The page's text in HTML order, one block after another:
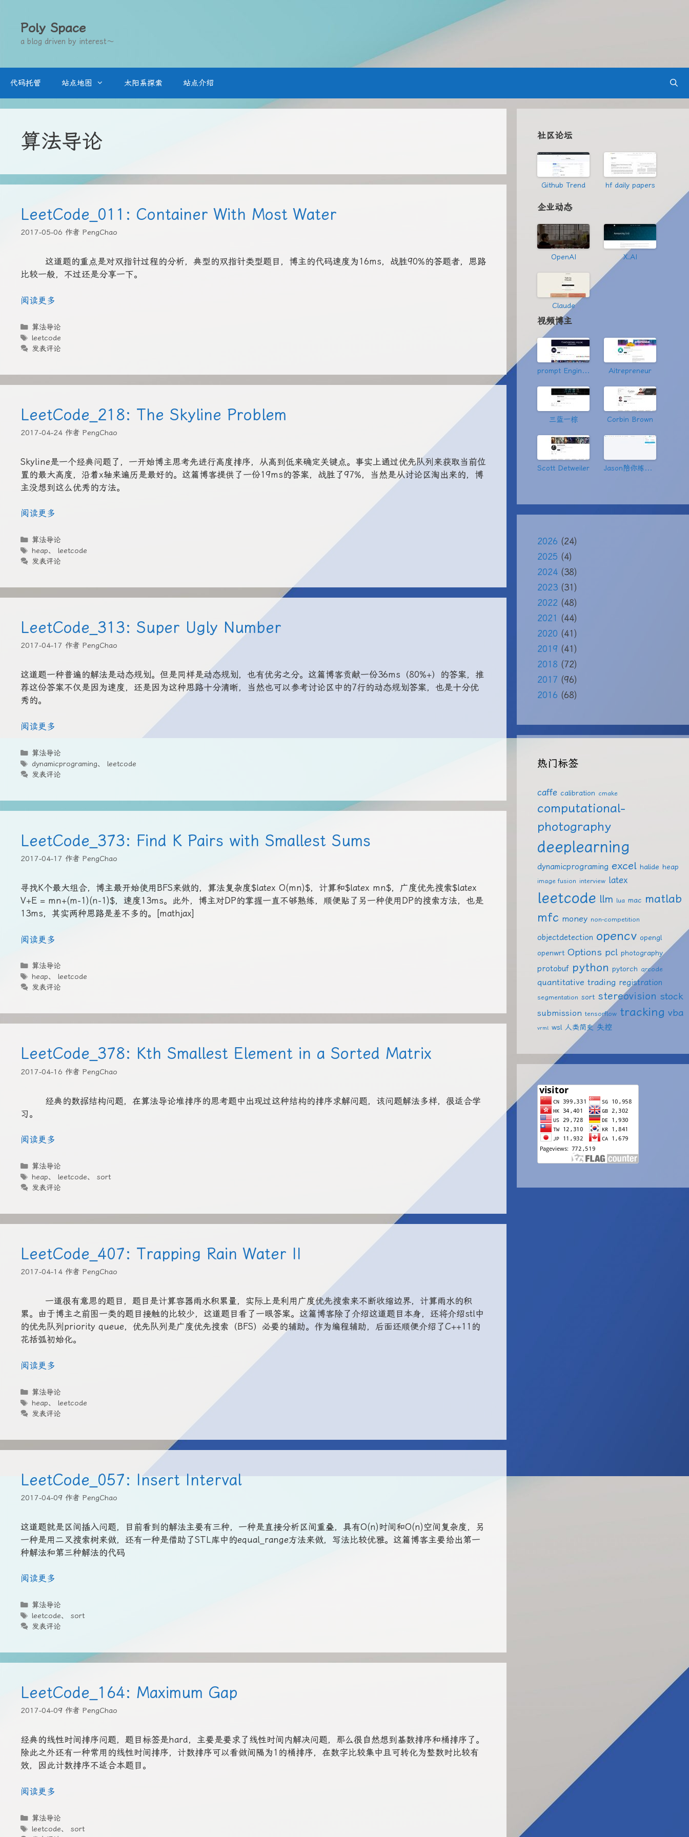
Poly Space
a blog driven by interest～
代码托管 站点地图 太阳系探索 站点介绍
算法导论
LeetCode_011: Container With Most Water
2017-05-06 作者 PengChao
这道题的重点是对双指针过程的分析，典型的双指针类型题目，博主的代码速度为16ms，战胜90%的答题者，思路
比较一般，不过还是分享一下。
阅读更多
分
类
算法导论
标
签
leetcode
发表评论
LeetCode_218: The Skyline Problem
2017-04-24 作者 PengChao
Skyline是一个经典问题了，一开始博主思考先进行高度排序，从高到低来确定关键点。事实上通过优先队列来获取当前位
置的最大高度，沿着x轴来遍历是最好的。这篇博客提供了一份19ms的答案，战胜了97%，当然是从讨论区淘出来的，博
主没想到这么优秀的方法。
阅读更多
分
类
算法导论
标
签
heap、 leetcode
发表评论
LeetCode_313: Super Ugly Number
2017-04-17 作者 PengChao
这道题一种普遍的解法是动态规划。但是同样是动态规划，也有优劣之分。这篇博客贡献一份36ms（80%+）的答案，推
荐这份答案不仅是因为速度，还是因为这种思路十分清晰，当然也可以参考讨论区中的7行的动态规划答案，也是十分优
秀的。
阅读更多
分
类
算法导论
标
签
dynamicprograming、 leetcode
发表评论
LeetCode_373: Find K Pairs with Smallest Sums
2017-04-17 作者 PengChao
寻找K个最大组合，博主最开始使用BFS来做的，算法复杂度$latex O(mn)$，计算和$latex mn$，广度优先搜索$latex
V+E = mn+(m-1)(n-1)$，速度13ms。此外，博主对DP的掌握一直不够熟练，顺便贴了另一种使用DP的搜索方法，也是
13ms，其实两种思路是差不多的。[mathjax]
阅读更多
分
类
算法导论
标
签
heap、 leetcode
发表评论
LeetCode_378: Kth Smallest Element in a Sorted Matrix
2017-04-16 作者 PengChao
经典的数据结构问题，在算法导论堆排序的思考题中出现过这种结构的排序求解问题，该问题解法多样，很适合学
习。
阅读更多
分
类
算法导论
标
签
heap、 leetcode、 sort
发表评论
LeetCode_407: Trapping Rain Water II
2017-04-14 作者 PengChao
一道很有意思的题目，题目是计算容器雨水积累量，实际上是利用广度优先搜索来不断收缩边界，计算雨水的积
累。由于博主之前图一类的题目接触的比较少，这道题目看了一眼答案。这篇博客除了介绍这道题目本身，还将介绍stl中
的优先队列priority queue，优先队列是广度优先搜索（BFS）必要的辅助。作为编程辅助，后面还顺便介绍了C++11的
花括弧初始化。
阅读更多
分
类
算法导论
标
签
heap、 leetcode
发表评论
LeetCode_057: Insert Interval
2017-04-09 作者 PengChao
这道题就是区间插入问题，目前看到的解法主要有三种，一种是直接分析区间重叠，具有O(n)时间和O(n)空间复杂度，另
一种是用二叉搜索树来做，还有一种是借助了STL库中的equal_range方法来做，写法比较优雅。这篇博客主要给出第一
种解法和第三种解法的代码
阅读更多
分
类
算法导论
标
签
leetcode、 sort
发表评论
LeetCode_164: Maximum Gap
2017-04-09 作者 PengChao
经典的线性时间排序问题，题目标签是hard，主要是要求了线性时间内解决问题，那么很自然想到基数排序和桶排序了。
除此之外还有一种常用的线性时间排序，计数排序可以看做间隔为1的桶排序，在数字比较集中且可转化为整数时比较有
效，因此计数排序不适合本题目。
阅读更多
分
类
算法导论
标
leetcode、 sort
社区论坛
Github Trend hf daily papers
企业动态
OpenAI X.AI
Claude
视频博主
prompt Engineering Aitrepreneur
三蓝一棕 Corbin Brown
Scott Detweiler Jason陪你练绝技
2026 (24)
2025 (4)
2024 (38)
2023 (31)
2022 (48)
2021 (44)
2020 (41)
2019 (41)
2018 (72)
2017 (96)
2016 (68)
热门标签
caffe calibration cmake
computational-
photography
deeplearning
dynamicprograming excel halide heap
image fusion interview latex
leetcode llm lua mac matlab
mfc money non-competition
objectdetection opencv opengl
openwrt Options pcl photography
protobuf python pytorch qrcode
quantitative trading registration
segmentation sort stereovision stock
submission tensorflow tracking vba
vrml wsl 人类简史 失控